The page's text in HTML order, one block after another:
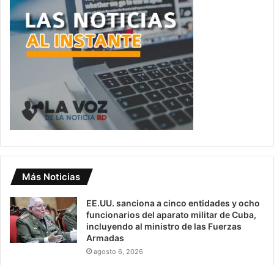
Más Noticias
EE.UU. sanciona a cinco entidades y ocho
funcionarios del aparato militar de Cuba,
incluyendo al ministro de las Fuerzas
Armadas
agosto 6, 2026